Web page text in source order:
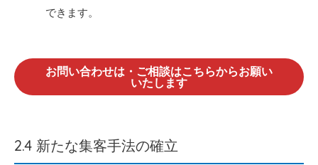
できます。
お問い合わせは・ご相談はこちらからお願い
いたします
2.4 新たな集客手法の確立